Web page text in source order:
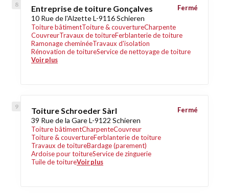
Entreprise de toiture Gonçalves
10 Rue de l'Alzette L-9116 Schieren
Toiture bâtimentToiture & couvertureCharpente
CouvreurTravaux de toitureFerblanterie de toiture
Ramonage cheminéeTravaux d'isolation
Rénovation de toitureService de nettoyage de toiture
Voir plus
Fermé
Toiture Schroeder Sàrl
39 Rue de la Gare L-9122 Schieren
Toiture bâtimentCharpenteCouvreur
Toiture & couvertureFerblanterie de toiture
Travaux de toitureBardage (parement)
Ardoise pour toitureService de zinguerie
Tuile de toitureVoir plus
Fermé